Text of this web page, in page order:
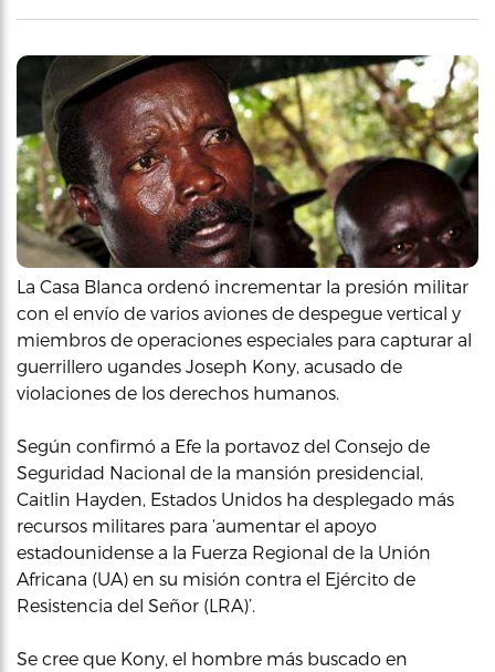
La Casa Blanca ordenó incrementar la presión militar
con el envío de varios aviones de despegue vertical y
miembros de operaciones especiales para capturar al
guerrillero ugandes Joseph Kony, acusado de
violaciones de los derechos humanos.
Según confirmó a Efe la portavoz del Consejo de
Seguridad Nacional de la mansión presidencial,
Caitlin Hayden, Estados Unidos ha desplegado más
recursos militares para ‘aumentar el apoyo
estadounidense a la Fuerza Regional de la Unión
Africana (UA) en su misión contra el Ejército de
Resistencia del Señor (LRA)’.
Se cree que Kony, el hombre más buscado en